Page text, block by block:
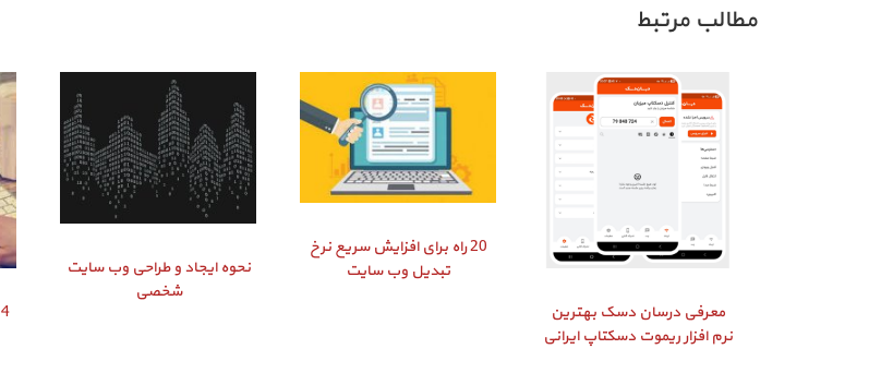
مطالب مرتبط
معرفی درسان دسک بهترین
نرم افزار ریموت دسکتاپ ایرانی
20 راه برای افزایش سریع نرخ
تبدیل وب سایت
نحوه ایجاد و طراحی وب سایت
شخصی